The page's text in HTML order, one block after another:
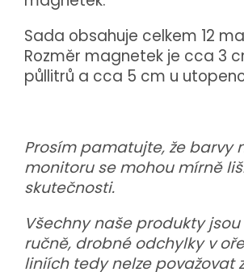
Sada obsahuje celkem 12
Rozměr magnetek je cca 3
půllitrů a cca 5 cm u
Prosím pamatujte, že barvy
monitoru se mohou mírně
skutečnosti.
Všechny naše produkty
ručně, drobné odchylky v
liniích tedy nelze považovat